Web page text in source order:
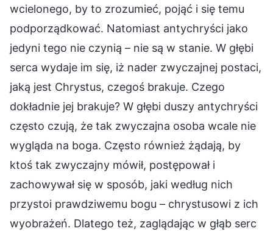
wcielonego, by to zrozumieć, pojąć i się temu
podporządkować. Natomiast antychryści jako
jedyni tego nie czynią – nie są w stanie. W głębi
serca wydaje im się, iż nader zwyczajnej postaci,
jaką jest Chrystus, czegoś brakuje. Czego
dokładnie jej brakuje? W głębi duszy antychryści
często czują, że tak zwyczajna osoba wcale nie
wygląda na boga. Często również żądają, by
ktoś tak zwyczajny mówił, postępował i
zachowywał się w sposób, jaki według nich
przystoi prawdziwemu bogu – chrystusowi z ich
wyobrażeń. Dlatego też, zaglądając w głąb serc